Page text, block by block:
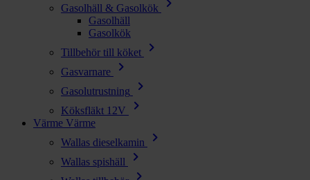
Gasolhäll & Gasolkök
Gasolhäll
Gasolkök
Tillbehör till köket
chevron_right
Gasvarnare chevron_right
Gasolutrustning chevron_right
Köksfläkt 12V chevron_right
Värme Värme
Wallas dieselkamin
chevron_right
Wallas spishäll chevron_right